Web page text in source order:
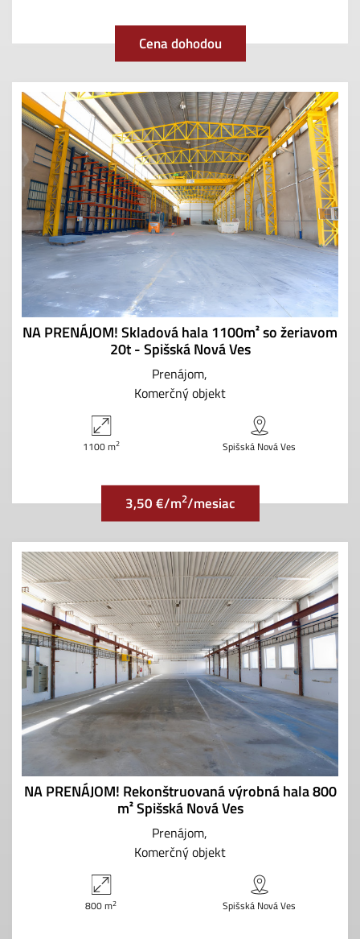
Cena dohodou
NA PRENÁJOM! Skladová hala 1100m² so žeriavom
20t - Spišská Nová Ves
Prenájom
Komerčný objekt
1100 m2 Spišská Nová Ves
3,50 €/m2/mesiac
NA PRENÁJOM! Rekonštruovaná výrobná hala 800
m² Spišská Nová Ves
Prenájom
Komerčný objekt
800 m2 Spišská Nová Ves